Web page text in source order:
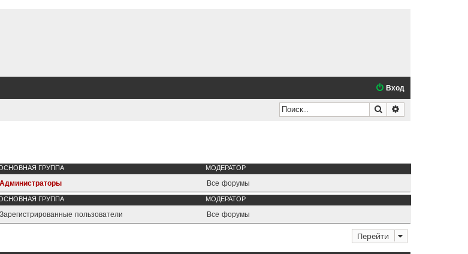
Вход
Поиск
ГРУППА МОДЕРАТОР
Администраторы Все форумы
ГРУППА МОДЕРАТОР
Зарегистрированные пользователи Все форумы
Перейти